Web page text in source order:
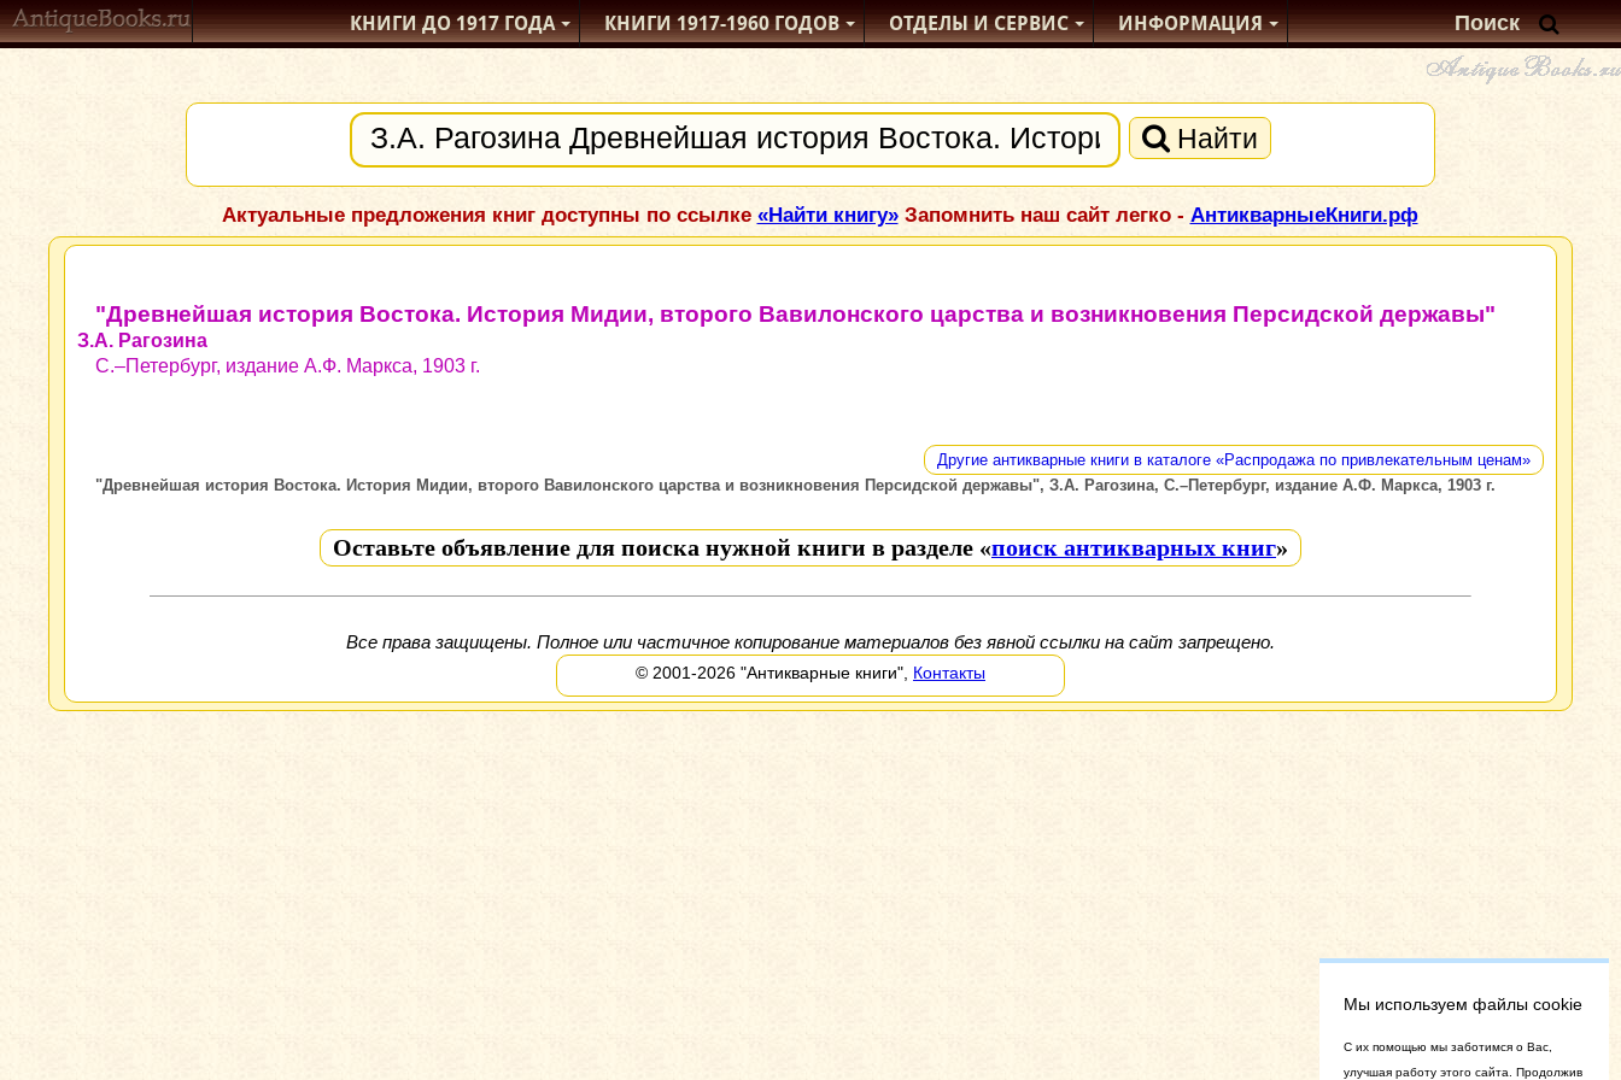
КНИГИ ДО 1917ГОДА КНИГИ1917-1960ГОДОВ ОТДЕЛЫИ СЕРВИС ИНФОРМАЦИЯ
Найти
Актуальные предложения книг доступны по ссылке «Найти книгу»Запомнить наш сайт легко - АнтикварныеКниги.рф
"Древнейшая история Востока. История Мидии, второго Вавилонского царства и возникновения Персидской державы"
З.А. Рагозина
С.–Петербург, издание А.Ф. Маркса, 1903 г.
Другие антикварные книги в каталоге «Распродажа по привлекательным ценам»
"Древнейшая история Востока. История Мидии, второго Вавилонского царства и возникновения Персидской державы", З.А. Рагозина, С.–Петербург, издание А.Ф. Маркса, 1903 г.
Оставьте объявление для поиска нужной книги в разделе «поиск антикварных книг»
Все права защищены. Полное или частичное копирование материалов без явной ссылки на сайт запрещено.
© 2001-2026 "Антикварные книги", Контакты
Мы используем файлы cookie
C их помощью мы заботимся о Вас,
улучшая работу этого сайта. Продолжив